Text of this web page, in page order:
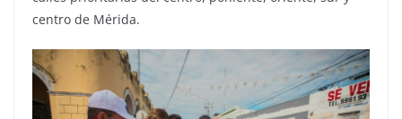
centro de Mérida.